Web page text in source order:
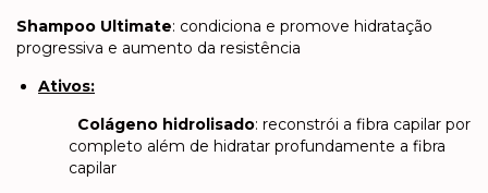
Shampoo Ultimate: condiciona e promove hidratação
progressiva e aumento da resistência
Ativos:
Colágeno hidrolisado: reconstrói a fibra capilar por
completo além de hidratar profundamente a fibra
capilar